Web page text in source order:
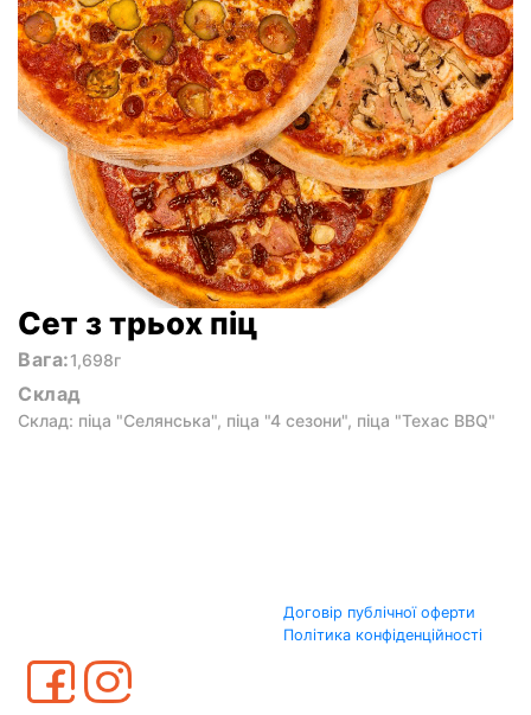
Сет з трьох піц
Вага:1,698г
Склад
Склад: піца "Селянська", піца "4 сезони", піца "Техас BBQ"
Договір публічної оферти
Політика конфіденційності